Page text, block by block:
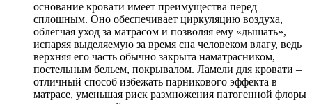
основание кровати имеет преимущества перед
сплошным. Оно обеспечивает циркуляцию воздуха,
облегчая уход за матрасом и позволяя ему «дышать»,
испаряя выделяемую за время сна человеком влагу, ведь
верхняя его часть обычно закрыта наматрасником,
постельным бельем, покрывалом. Ламели для кровати –
отличный способ избежать парникового эффекта в
матрасе, уменьшая риск размножения патогенной флоры